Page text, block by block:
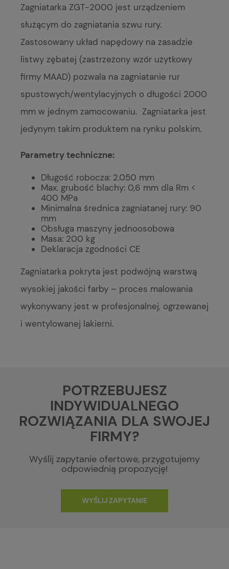
Zagniatarka ZGT-2000 jest urządzeniem
służącym do zagniatania szwu rury.
Zastosowany układ napędowy na zasadzie
listwy zębatej (zastrzeżony wzór użytkowy
firmy MAAD) pozwala na zagniatanie rur
spustowych/wentylacyjnych o długości 2000
mm w jednym zamocowaniu. Zagniatarka jest
jedynym takim produktem na rynku polskim.
Parametry techniczne:
Długość robocza: 2.050 mm
Max. grubość blachy: 0,6 mm dla Rm <
400 MPa
Minimalna średnica zagniatanej rury: 90
mm
Obsługa maszyny jednoosobowa
Masa: 200 kg
Deklaracja zgodności CE
Zagniatarka pokryta jest podwójną warstwą
wysokiej jakości farby – proces malowania
wykonywany jest w profesjonalnej, ogrzewanej
i wentylowanej lakierni.
POTRZEBUJESZ
INDYWIDUALNEGO
ROZWIĄZANIA DLA SWOJEJ
FIRMY?
Wyślij zapytanie ofertowe, przygotujemy
odpowiednią propozycję!
WYŚLIJ ZAPYTANIE